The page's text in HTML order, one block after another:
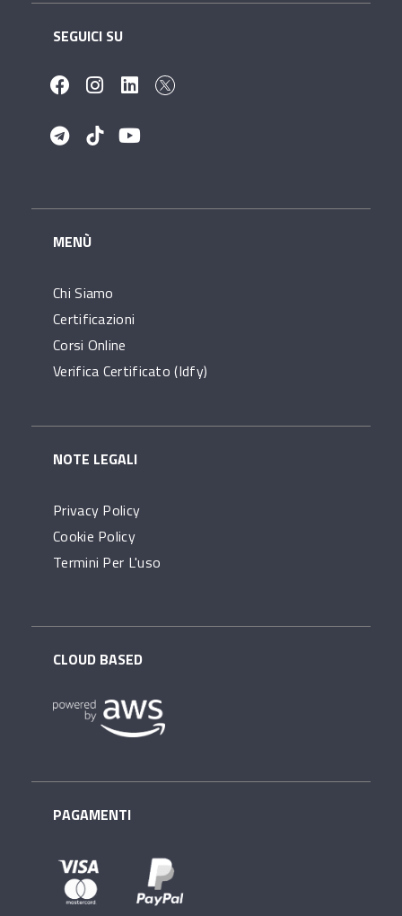
SEGUICI SU
MENÙ
Chi Siamo
Certificazioni
Corsi Online
Verifica Certificato (idfy)
NOTE LEGALI
Privacy Policy
Cookie Policy
Termini Per L'uso
CLOUD BASED
PAGAMENTI